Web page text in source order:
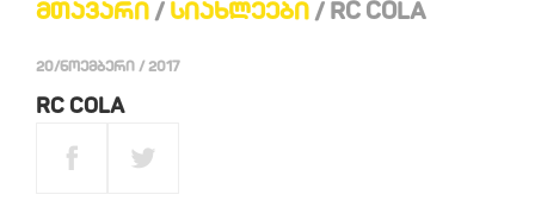
Მთავარი / Სიახლეები / RC COLA
20/ნოემბერი / 2017
RC COLA